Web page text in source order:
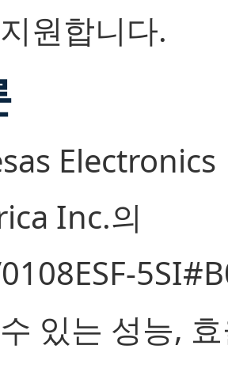
원합니다.
Electronics
Inc.의
있는 성능,